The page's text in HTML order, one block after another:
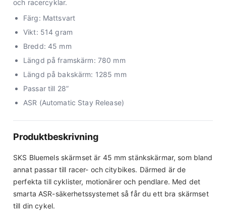
och racercyklar.
Färg: Mattsvart
Vikt: 514 gram
Bredd: 45 mm
Längd på framskärm: 780 mm
Längd på bakskärm: 1285 mm
Passar till 28”
ASR (Automatic Stay Release)
Produktbeskrivning
SKS Bluemels skärmset är 45 mm stänkskärmar, som bland
annat passar till racer- och citybikes. Därmed är de
perfekta till cyklister, motionärer och pendlare. Med det
smarta ASR-säkerhetssystemet så får du ett bra skärmset
till din cykel.